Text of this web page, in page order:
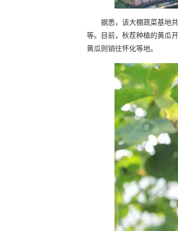
据悉，该大棚蔬菜基地
等。目前，秋茬种植的黄瓜
黄瓜则销往怀化等地。